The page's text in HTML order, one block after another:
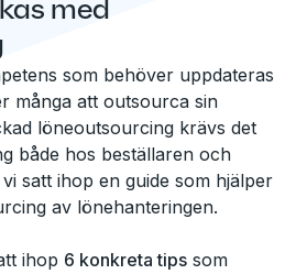
med
som behöver uppdateras
många att outsourca sin
löneoutsourcing krävs det
både hos beställaren och
satt ihop en guide som hjälper
av lönehanteringen.
ihop 6 konkreta tips som